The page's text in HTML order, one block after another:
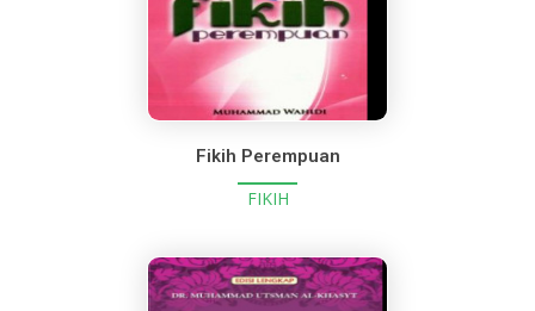
Fikih Perempuan
FIKIH